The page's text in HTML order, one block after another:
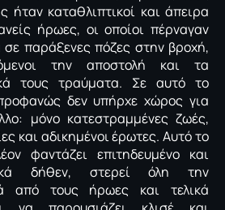
ήταν καταθλιπτικοί και άπειρα
ήρωες, οι οποίοι πέρναγαν
παράξενες πόζες στην βροχή,
την αποστολή και τα
τους τραύματα. Σε αυτό το
δεν υπήρχε χώρος για
μόνο κατεστραμμένες ζωές,
και αδικημένοι έρωτες. Αυτό το
φαντάζει επιτηδευμένο και
δήθεν, στερεί όλη την
από τους ήρωες και τελικά